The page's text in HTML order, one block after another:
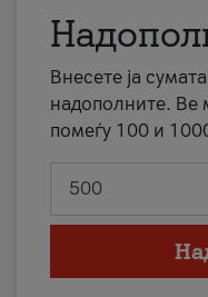
Внесете ја
надополните. Ве
помеѓу 100 и